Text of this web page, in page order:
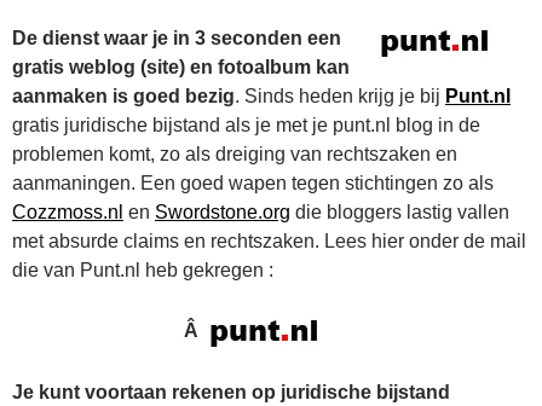
De dienst waar je in 3 seconden een
gratis weblog (site) en fotoalbum kan
aanmaken is goed bezig. Sinds heden krijg je bij Punt.nl
gratis juridische bijstand als je met je punt.nl blog in de
problemen komt, zo als dreiging van rechtszaken en
aanmaningen. Een goed wapen tegen stichtingen zo als
Cozzmoss.nl en Swordstone.org die bloggers lastig vallen
met absurde claims en rechtszaken. Lees hier onder de mail
die van Punt.nl heb gekregen :
Â
Je kunt voortaan rekenen op juridische bijstand